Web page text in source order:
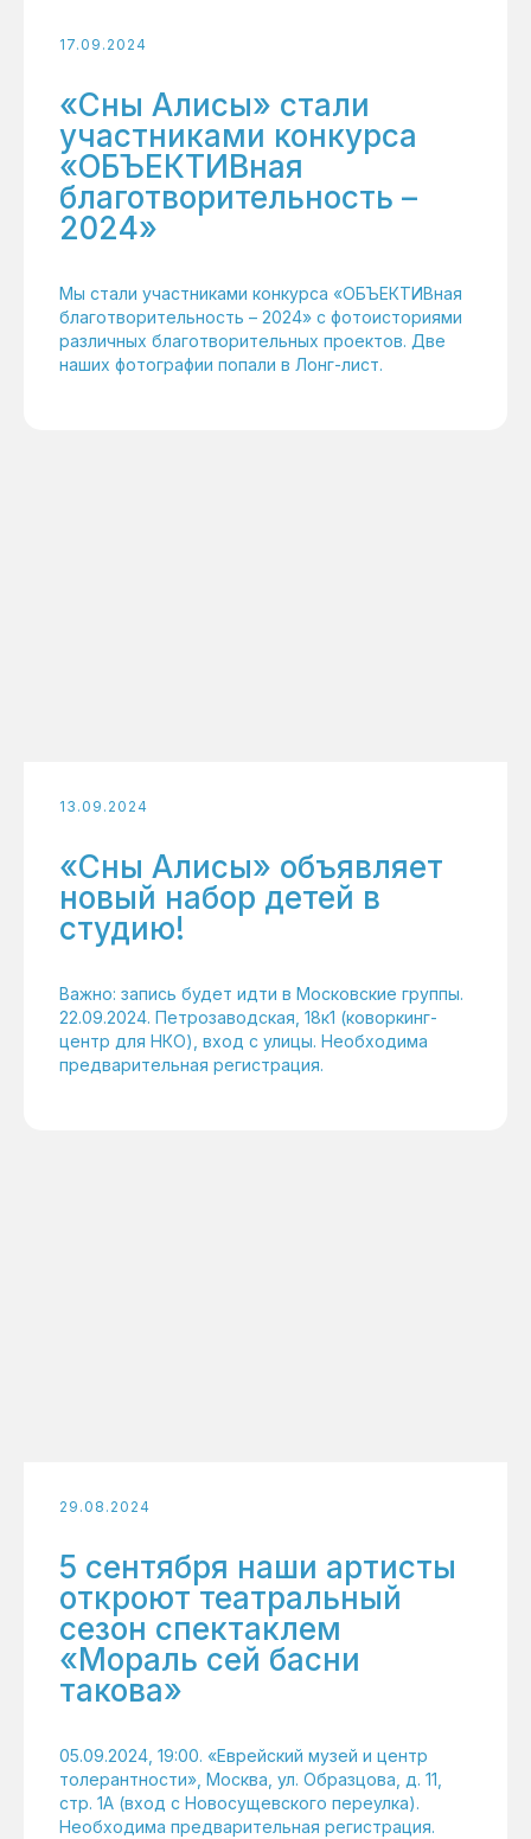
17.09.2024
«Сны Алисы» стали
участниками конкурса
«ОБЪЕКТИВная
благотворительность –
2024»
Мы стали участниками конкурса «ОБЪЕКТИВная
благотворительность – 2024» с фотоисториями
различных благотворительных проектов. Две
наших фотографии попали в Лонг-лист.
13.09.2024
«Сны Алисы» объявляет
новый набор детей в
студию!
Важно: запись будет идти в Московские группы.
22.09.2024. Петрозаводская, 18к1 (коворкинг-
центр для НКО), вход с улицы. Необходима
предварительная регистрация.
29.08.2024
5 сентября наши артисты
откроют театральный
сезон спектаклем
«Мораль сей басни
такова»
05.09.2024, 19:00. «Еврейский музей и центр
толерантности», Москва, ул. Образцова, д. 11,
стр. 1А (вход с Новосущевского переулка).
Необходима предварительная регистрация.